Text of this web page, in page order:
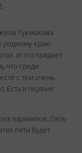
Тукмакова
родному краю
И это придает
что среди
с тем очень
Есть и первые
вариантов. Пять
пяти будет